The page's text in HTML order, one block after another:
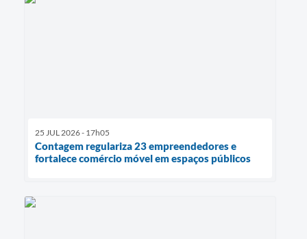
25 JUL 2026 - 17h05
Contagem regulariza 23 empreendedores e
fortalece comércio móvel em espaços públicos